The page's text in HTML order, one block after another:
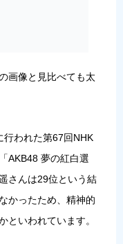
画像と見比べても太
行われた第67回NHK
AKB48 夢の紅白選
さんは29位という結
かったため、精神的
といわれています。